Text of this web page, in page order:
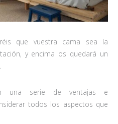
que vuestra cama sea la
y encima os quedará un
una serie de ventajas e
todos los aspectos que